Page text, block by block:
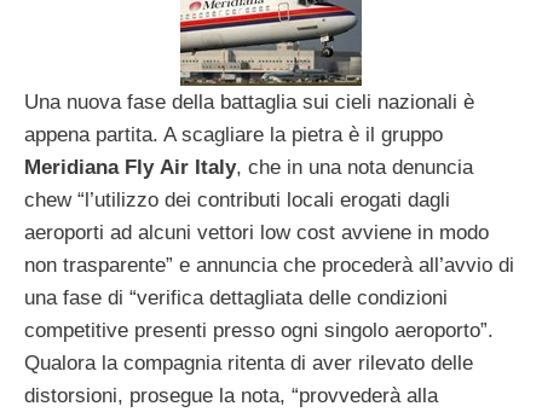
Una nuova fase della battaglia sui cieli nazionali è
appena partita. A scagliare la pietra è il gruppo
Meridiana Fly Air Italy, che in una nota denuncia
chew “l’utilizzo dei contributi locali erogati dagli
aeroporti ad alcuni vettori low cost avviene in modo
non trasparente” e annuncia che procederà all’avvio di
una fase di “verifica dettagliata delle condizioni
competitive presenti presso ogni singolo aeroporto”.
Qualora la compagnia ritenta di aver rilevato delle
distorsioni, prosegue la nota, “provvederà alla